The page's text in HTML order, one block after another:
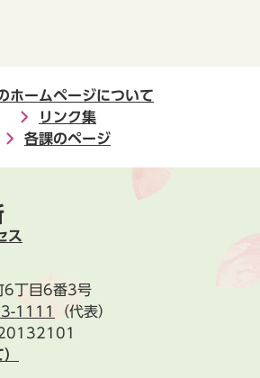
ホームページについて
リンク集
各課のページ
ス
6丁目6番3号
1111
（代表）